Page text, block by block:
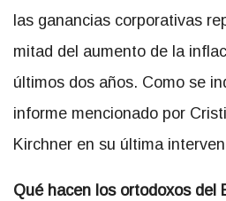
las ganancias corporativas
mitad del aumento de la
últimos dos años. Como se
informe mencionado por
Kirchner en su última
Qué hacen los ortodoxos del